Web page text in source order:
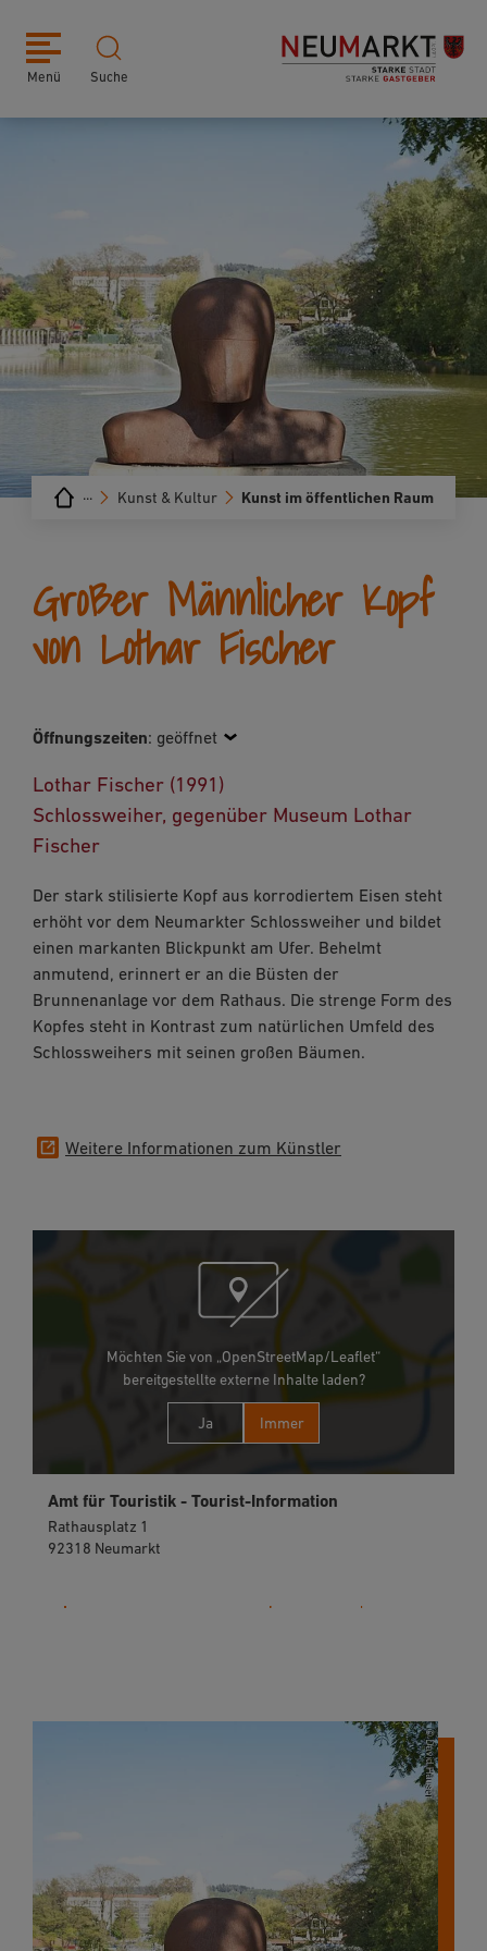
Menü Suche
Kunst im öffentlichen Raum
Kunst & Kultur
···
Großer Männlicher Kopf
von Lothar Fischer
Öffnungszeiten: geöffnet
Lothar Fischer (1991)
Schlossweiher, gegenüber Museum Lothar
Fischer
Der stark stilisierte Kopf aus korrodiertem Eisen steht
erhöht vor dem Neumarkter Schlossweiher und bildet
einen markanten Blickpunkt am Ufer. Behelmt
anmutend, erinnert er an die Büsten der
Brunnenanlage vor dem Rathaus. Die strenge Form des
Kopfes steht in Kontrast zum natürlichen Umfeld des
Schlossweihers mit seinen großen Bäumen.
Weitere Informationen zum Künstler
Möchten Sie von „OpenStreetMap/Leaflet“
bereitgestellte externe Inhalte laden?
Ja Immer
Amt für Touristik - Tourist-Information
Rathausplatz 1
92318 Neumarkt